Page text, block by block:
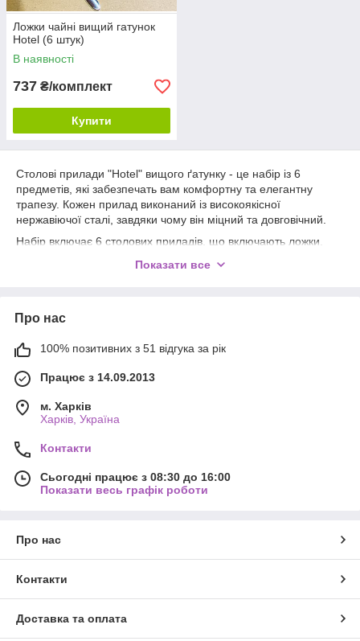
Ложки чайні вищий гатунок
Hotel (6 штук)
В наявності
737 ₴/комплект
Купити
Столові прилади "Hotel" вищого ґатунку - це набір із 6
предметів, які забезпечать вам комфортну та елегантну
трапезу. Кожен прилад виконаний із високоякісної
нержавіючої сталі, завдяки чому він міцний та довговічний.
Набір включає 6 столових приладів, що включають ложки,
яка забезпечує надійне захоплення та комфортне
елегантний, завдяки чому вони будуть чудово виглядати на
шик та вишуканість вашій трапезі.
Цей набір столових приладів "Hotel" вищого ґатунку
зручністю у використанні. Він підійде для будь-яких урочистих
заходів та сімейних вечерь, а також може бути чудовим
Показати все
Про нас
100% позитивних з 51 відгука за рік
Працює з 14.09.2013
м. Харків
Харків, Україна
Контакти
Сьогодні працює з 08:30 до 16:00
Показати весь графік роботи
Про нас
Контакти
Доставка та оплата